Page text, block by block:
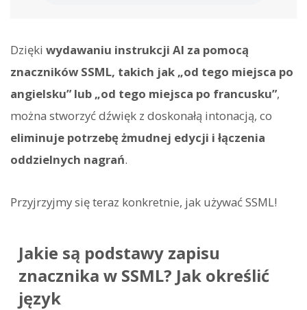
Dzięki wydawaniu instrukcji AI za pomocą
znaczników SSML, takich jak „od tego miejsca po
angielsku” lub „od tego miejsca po francusku”,
można stworzyć dźwięk z doskonałą intonacją, co
eliminuje potrzebę żmudnej edycji i łączenia
oddzielnych nagrań.
Przyjrzyjmy się teraz konkretnie, jak używać SSML!
Jakie są podstawy zapisu
znacznika w SSML? Jak określić
język